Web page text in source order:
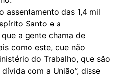
assentamento das 1,4 mil
Santo e a
a gente chama de
como este, que não
do Trabalho, que são
com a União”, disse